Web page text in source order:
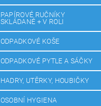
PAPÍROVÉ RUČNÍKY
SKLÁDANÉ + V ROLI
ODPADKOVÉ KOŠE
ODPADKOVÉ PYTLE A SÁČKY
HADRY, UTĚRKY, HOUBIČKY
OSOBNÍ HYGIENA